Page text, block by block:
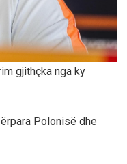
gjithçka nga ky
Polonisë dhe